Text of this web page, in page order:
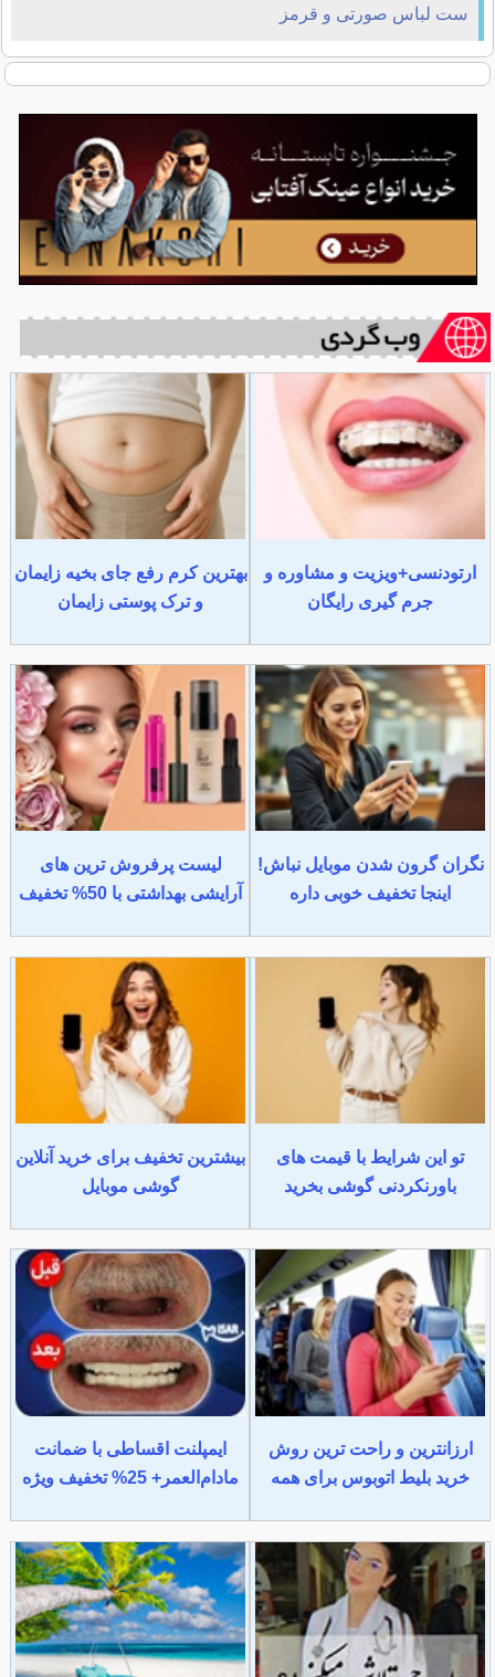
ست لباس صورتی و قرمز
ارتودنسی+ویزیت و مشاوره و
جرم گیری رایگان
بهترین کرم رفع جای بخیه زایمان
و ترک پوستی زایمان
نگران گرون شدن موبایل نباش!
اینجا تخفیف خوبی داره
لیست پرفروش ترین های
آرایشی بهداشتی با 50% تخفیف
تو این شرایط با قیمت های
باورنکردنی گوشی بخرید
بیشترین تخفیف برای خرید آنلاین
گوشی موبایل
ارزانترین و راحت ترین روش
خرید بلیط اتوبوس برای همه
ایمپلنت اقساطی با ضمانت
مادام‌العمر+ 25% تخفیف ویژه